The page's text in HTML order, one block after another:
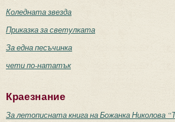
Коледната звезда
Приказка за светулката
За една песъчинка
чети по-нататък
Краезнание
За летописната книга на Божанка Николова